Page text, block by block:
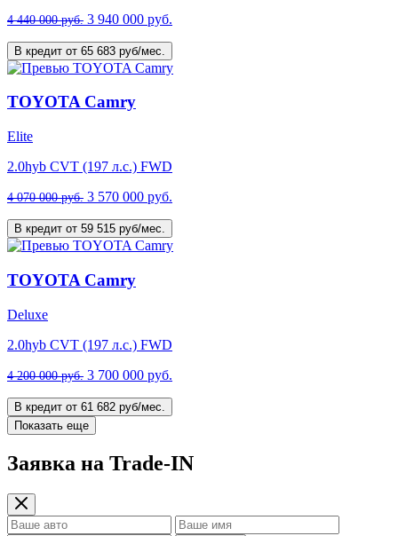
4 440 000 руб. 3 940 000 руб.
В кредит от 65 683 руб/мес.
TOYOTA Camry
Elite
2.0hyb CVT (197 л.с.) FWD
4 070 000 руб. 3 570 000 руб.
В кредит от 59 515 руб/мес.
TOYOTA Camry
Deluxe
2.0hyb CVT (197 л.с.) FWD
4 200 000 руб. 3 700 000 руб.
В кредит от 61 682 руб/мес.
Показать еще
Заявка на Trade-IN